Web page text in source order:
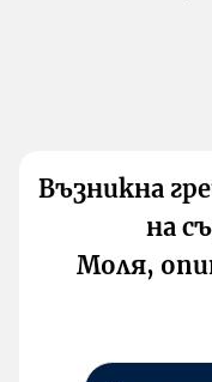
Възникна
на
Моля,